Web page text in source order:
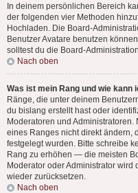
In deinem persönlichen Bereich
der folgenden vier Methoden
Hochladen. Die Board-
Benutzer Avatare benutzen
solltest du die Board-
Nach oben
Was ist mein Rang und wie kann
Ränge, die unter deinem
du bislang erstellt hast oder
Moderatoren und
eines Ranges nicht direkt ändern,
festgelegt wurden. Bitte schreibe
Rang zu erhöhen — die meisten
Moderator oder Administrator
wieder zurücksetzen.
Nach oben